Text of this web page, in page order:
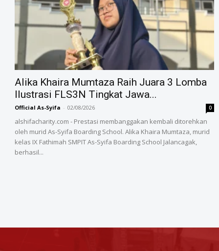
Alika Khaira Mumtaza Raih Juara 3 Lomba
Ilustrasi FLS3N Tingkat Jawa...
Official As-Syifa - 02/08/2026 0
alshifacharity.com - Prestasi membanggakan kembali ditorehkan
oleh murid As-Syifa Boarding School. Alika Khaira Mumtaza, murid
kelas IX Fathimah SMPIT As-Syifa Boarding School Jalancagak,
berhasil...